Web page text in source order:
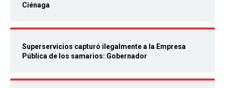
Ciénaga
Superservicios capturó ilegalmente a la Empresa
Pública de los samarios: Gobernador